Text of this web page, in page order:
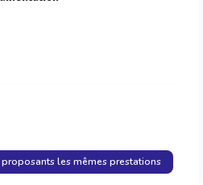
les mêmes prestations